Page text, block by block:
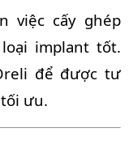
việc cấy ghép
implant tốt.
để được tư
ưu.